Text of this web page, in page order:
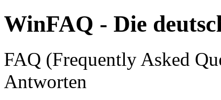
WinFAQ - Die
FAQ (Frequently Asked
Antworten